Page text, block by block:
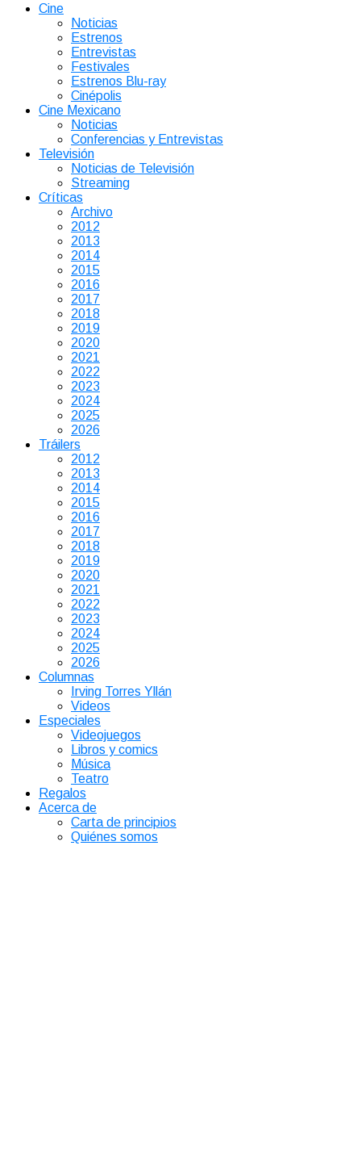
Cine
Noticias
Estrenos
Entrevistas
Festivales
Estrenos Blu-ray
Cinépolis
Cine Mexicano
Noticias
Conferencias y Entrevistas
Televisión
Noticias de Televisión
Streaming
Críticas
Archivo
2012
2013
2014
2015
2016
2017
2018
2019
2020
2021
2022
2023
2024
2025
2026
Tráilers
2012
2013
2014
2015
2016
2017
2018
2019
2020
2021
2022
2023
2024
2025
2026
Columnas
Irving Torres Yllán
Videos
Especiales
Videojuegos
Libros y comics
Música
Teatro
Regalos
Acerca de
Carta de principios
Quiénes somos